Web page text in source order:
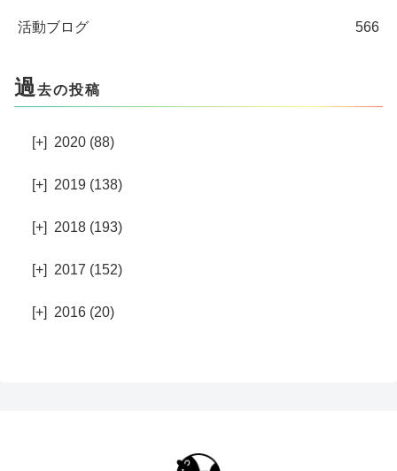
活動ブログ 566
過 去の投稿
[+] 2020 (88)
[+] 2019 (138)
[+] 2018 (193)
[+] 2017 (152)
[+] 2016 (20)